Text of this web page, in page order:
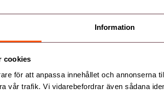
Information
cookies
för att anpassa innehållet och annonserna
vår trafik. Vi vidarebefordrar även sådana